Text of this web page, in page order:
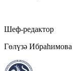
Шеф-редактор
Гөлүзә Ибраһимова